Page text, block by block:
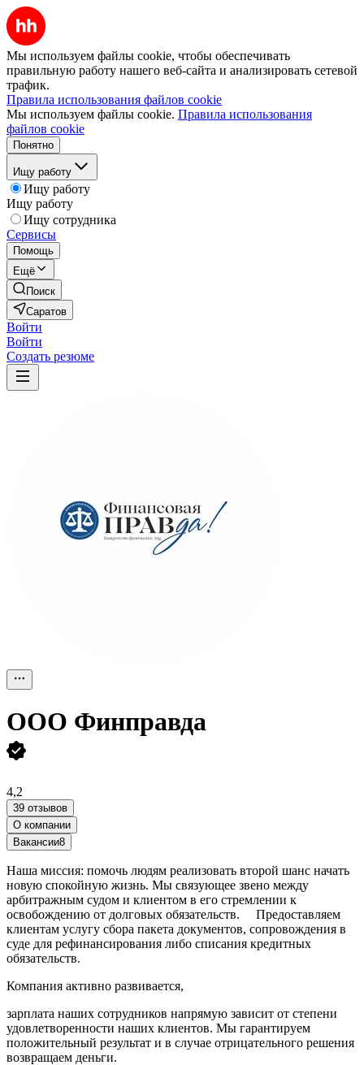
Мы используем файлы cookie, чтобы обеспечивать
правильную работу нашего веб-сайта и анализировать сетевой
трафик.
Правила использования файлов cookie
Мы используем файлы cookie. Правила использования
файлов cookie
Понятно
Ищу работу
Ищу работу
Ищу работу
Ищу сотрудника
Сервисы
Помощь
Ещё
Поиск
Саратов
Войти
Войти
Создать резюме
ООО Финправда
4,2
39 отзывов
О компании
Вакансии8
Наша миссия: помочь людям реализовать второй шанс начать
новую спокойную жизнь. Мы связующее звено между
арбитражным судом и клиентом в его стремлении к
освобождению от долговых обязательств. Предоставляем
клиентам услугу сбора пакета документов, сопровождения в
суде для рефинансирования либо списания кредитных
обязательств.
Компания активно развивается,
зарплата наших сотрудников напрямую зависит от степени
удовлетворенности наших клиентов. Мы гарантируем
положительный результат и в случае отрицательного решения
возвращаем деньги.